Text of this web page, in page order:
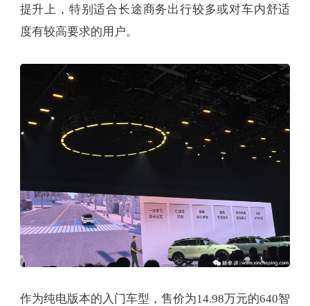
提升上，特别适合长途商务出行较多或对车内舒适
度有较高要求的用户。
作为纯电版本的入门车型，售价为14.98万元的640智